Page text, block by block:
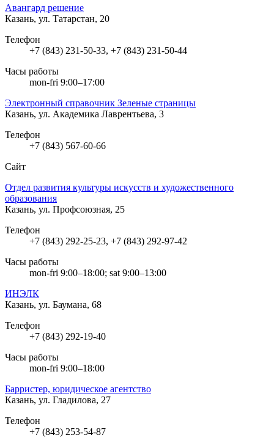
Авангард решение
Казань, ул. Татарстан, 20
Телефон
+7 (843) 231-50-33, +7 (843) 231-50-44
Часы работы
mon-fri 9:00–17:00
Электронный справочник Зеленые страницы
Казань, ул. Академика Лаврентьева, 3
Телефон
+7 (843) 567-60-66
Сайт
Отдел развития культуры искусств и художественного
образования
Казань, ул. Профсоюзная, 25
Телефон
+7 (843) 292-25-23, +7 (843) 292-97-42
Часы работы
mon-fri 9:00–18:00; sat 9:00–13:00
ИНЭЛК
Казань, ул. Баумана, 68
Телефон
+7 (843) 292-19-40
Часы работы
mon-fri 9:00–18:00
Барристер, юридическое агентство
Казань, ул. Гладилова, 27
Телефон
+7 (843) 253-54-87